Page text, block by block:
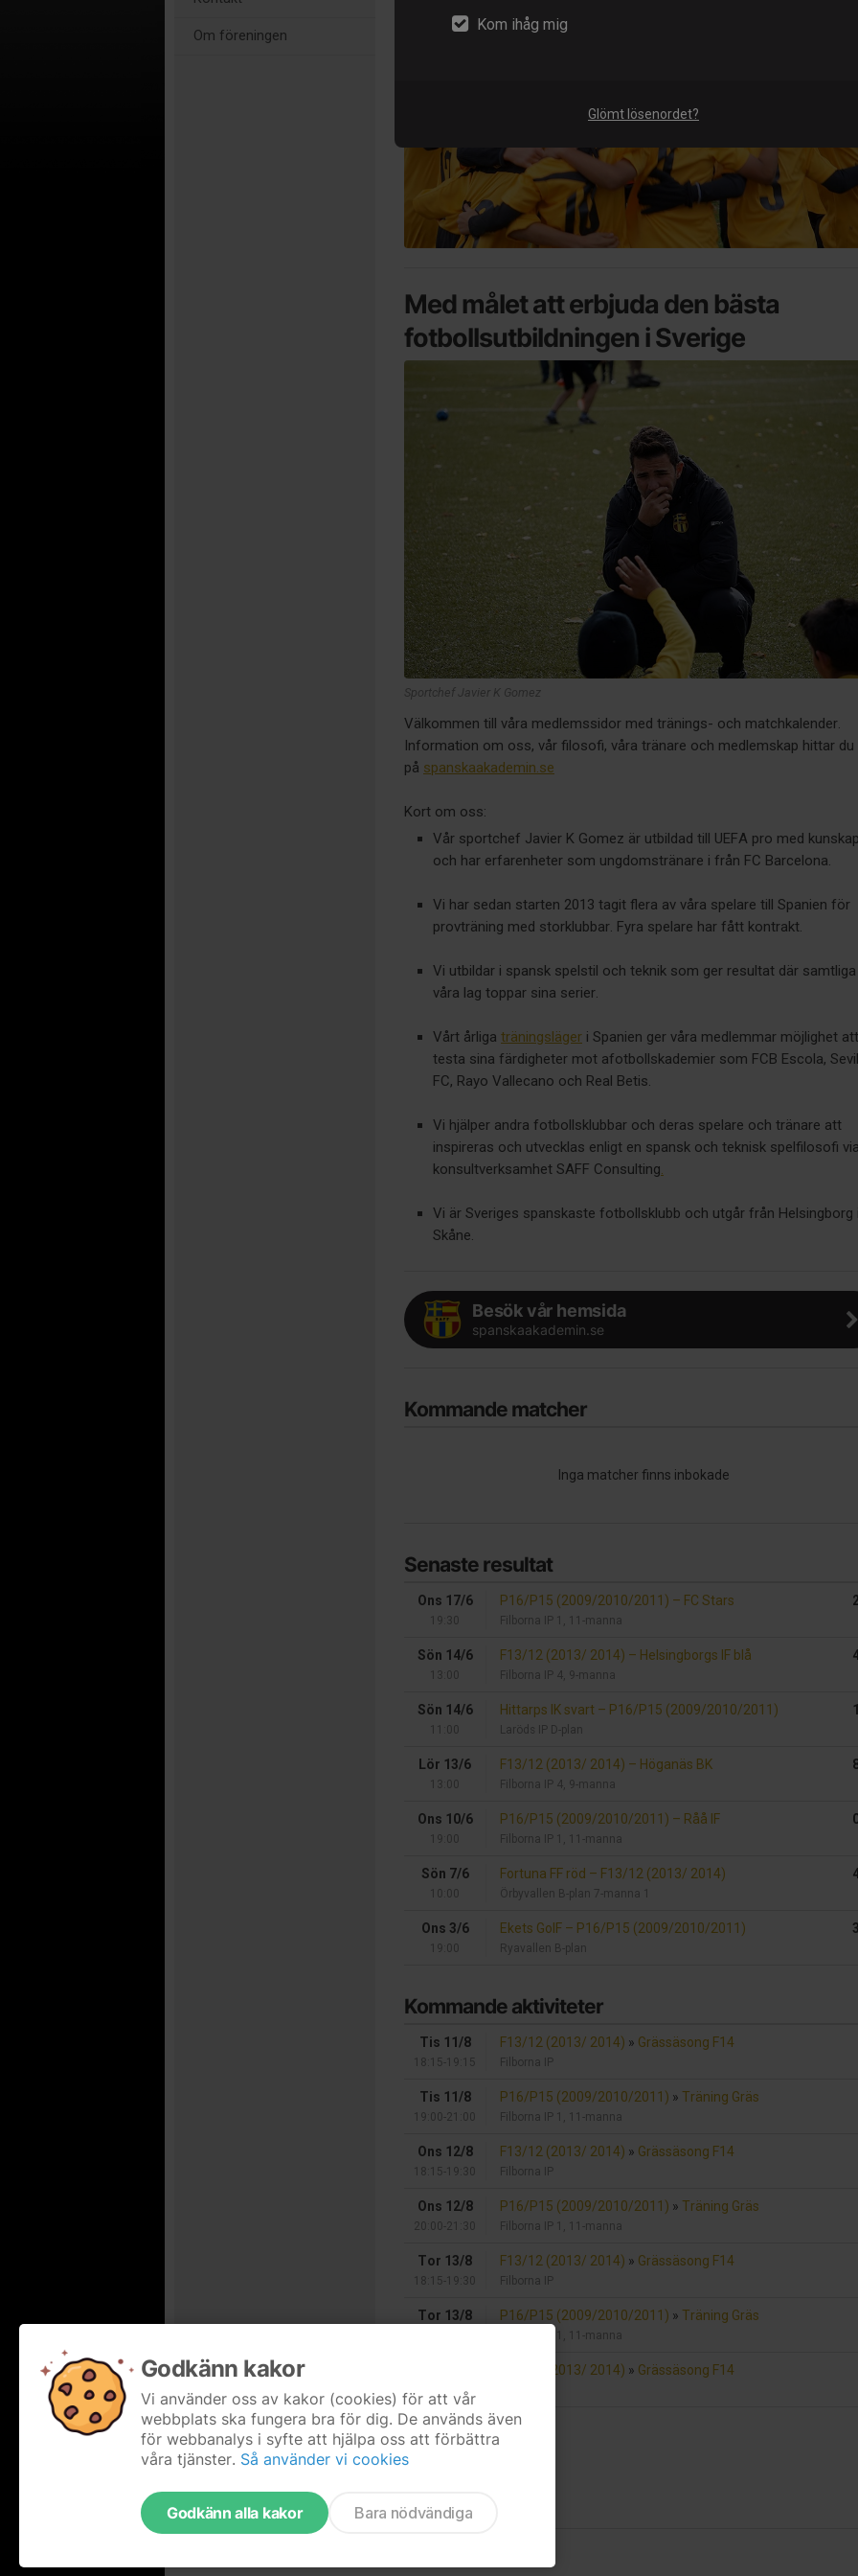
Kom ihåg mig
Glömt lösenordet?
Om föreningen
Med målet att erbjuda den bästa
fotbollsutbildningen i Sverige
Sportchef Javier K Gomez
Välkommen till våra medlemssidor med tränings- och matchkalender.
Information om oss, vår filosofi, våra tränare och medlemskap hittar du
på spanskaakademin.se
Kort om oss:
Vår sportchef Javier K Gomez är utbildad till UEFA pro med
och har erfarenheter som ungdomstränare i från FC Barcelona.
Vi har sedan starten 2013 tagit flera av våra spelare till Spanien för
provträning med storklubbar. Fyra spelare har fått kontrakt.
Vi utbildar i spansk spelstil och teknik som ger resultat där
våra lag toppar sina serier.
Vårt årliga träningsläger i Spanien ger våra medlemmar möjlighet att
testa sina färdigheter mot afotbollskademier som FCB Escola,
FC, Rayo Vallecano och Real Betis.
Vi hjälper andra fotbollsklubbar och deras spelare och tränare att
inspireras och utvecklas enligt en spansk och teknisk spelfilosofi
konsultverksamhet SAFF Consulting.
Vi är Sveriges spanskaste fotbollsklubb och utgår från Helsingborg
Skåne.
Besök vår hemsida
spanskaakademin.se
Kommande matcher
Inga matcher finns inbokade
Senaste resultat
Ons 17/6
19:30
P16/P15 (2009/2010/2011) – FC Stars
Filborna IP 1, 11-manna
Sön 14/6
13:00
F13/12 (2013/ 2014) – Helsingborgs IF blå
Filborna IP 4, 9-manna
Sön 14/6
11:00
Hittarps IK svart – P16/P15 (2009/2010/2011)
Laröds IP D-plan
Lör 13/6
13:00
F13/12 (2013/ 2014) – Höganäs BK
Filborna IP 4, 9-manna
Ons 10/6
19:00
P16/P15 (2009/2010/2011) – Råå IF
Filborna IP 1, 11-manna
Sön 7/6
10:00
Fortuna FF röd – F13/12 (2013/ 2014)
Örbyvallen B-plan 7-manna 1
Ons 3/6
19:00
Ekets GoIF – P16/P15 (2009/2010/2011)
Ryavallen B-plan
Kommande aktiviteter
Tis 11/8
18:15-19:15
F13/12 (2013/ 2014) » Grässäsong F14
Filborna IP
Tis 11/8
19:00-21:00
P16/P15 (2009/2010/2011) » Träning Gräs
Filborna IP 1, 11-manna
Ons 12/8
18:15-19:30
F13/12 (2013/ 2014) » Grässäsong F14
Filborna IP
Ons 12/8
20:00-21:30
P16/P15 (2009/2010/2011) » Träning Gräs
Filborna IP 1, 11-manna
Tor 13/8
18:15-19:30
F13/12 (2013/ 2014) » Grässäsong F14
Filborna IP
Tor 13/8 P16/P15 (2009/2010/2011) » Träning Gräs
Filborna IP 1, 11-manna
18:15-19:15
F13/12 (2013/ 2014) » Grässäsong F14
Hela kalendern
Godkänn kakor
Vi använder oss av kakor (cookies) för att vår
webbplats ska fungera bra för dig. De används även
för webbanalys i syfte att hjälpa oss att förbättra
våra tjänster. Så använder vi cookies
Godkänn alla kakor Bara nödvändiga